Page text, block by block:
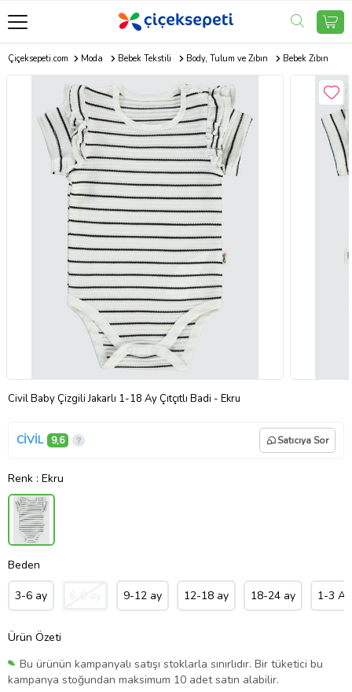
Çiçeksepeti.com Moda Bebek Tekstili Body, Tulum ve Zıbın Bebek Zıbın
Civil Baby Çizgili Jakarlı 1-18 Ay Çıtçıtlı Badi - Ekru
CİVİL 9,6 Satıcıya Sor
Renk : Ekru
Beden
3-6 ay 6-9 ay 9-12 ay 12-18 ay 18-24 ay 1-3 Ay
Ürün Özeti
Bu ürünün kampanyalı satışı stoklarla sınırlıdır. Bir tüketici bu
kampanya stoğundan maksimum 10 adet satın alabilir.